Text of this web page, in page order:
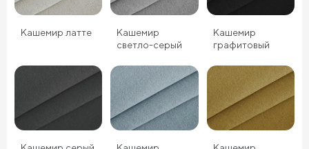
Кашемир латте
Кашемир
светло-серый
Кашемир
графитовый